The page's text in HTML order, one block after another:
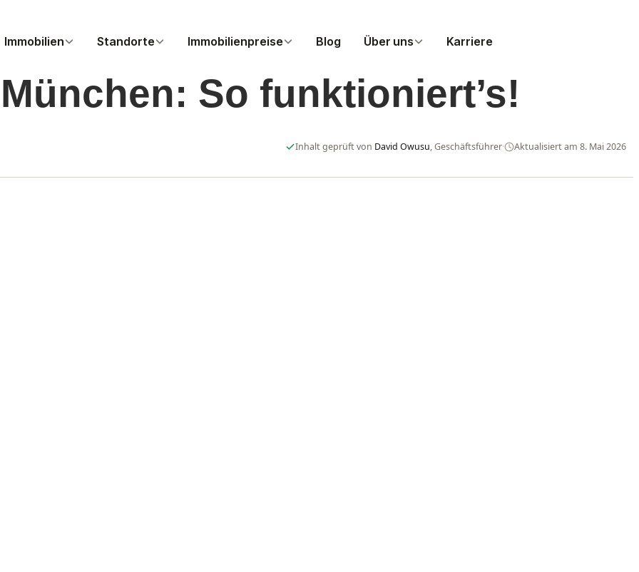
FRAGEN
Immobilien
MÜNCHEN HAMBURG
Standorte
UNSERE BÜROS
Immobilienpreise
PREISE NACH REGION
Blog Über uns
MÜNCHEN HAMBURG
Karriere
So funktioniert’s!
Inhalt geprüft von David Owusu, Geschäftsführer· Aktualisiert am 8. Mai 2026